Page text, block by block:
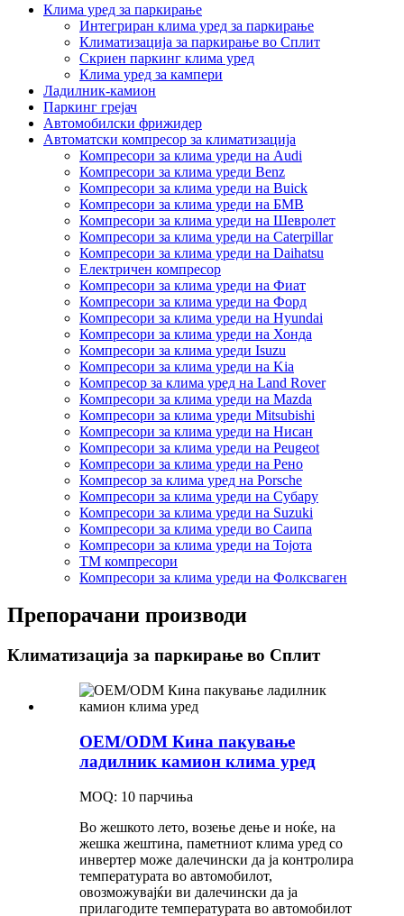
Клима уред за паркирање
Интегриран клима уред за паркирање
Климатизација за паркирање во Сплит
Скриен паркинг клима уред
Клима уред за кампери
Ладилник-камион
Паркинг грејач
Автомобилски фрижидер
Автоматски компресор за климатизација
Компресори за клима уреди на Audi
Компресори за клима уреди Benz
Компресори за клима уреди на Buick
Компресори за клима уреди на БМВ
Компресори за клима уреди на Шевролет
Компресори за клима уреди на Caterpillar
Компресори за клима уреди на Daihatsu
Електричен компресор
Компресори за клима уреди на Фиат
Компресори за клима уреди на Форд
Компресори за клима уреди на Hyundai
Компресори за клима уреди на Хонда
Компресори за клима уреди Isuzu
Компресори за клима уреди на Kia
Компресор за клима уред на Land Rover
Компресори за клима уреди на Mazda
Компресори за клима уреди Mitsubishi
Компресори за клима уреди на Нисан
Компресори за клима уреди на Peugeot
Компресори за клима уреди на Рено
Компресор за клима уред на Porsche
Компресори за клима уреди на Субару
Компресори за клима уреди на Suzuki
Компресори за клима уреди во Саипа
Компресори за клима уреди на Тојота
ТМ компресори
Компресори за клима уреди на Фолксваген
Препорачани производи
Климатизација за паркирање во Сплит
OEM/ODM Кина пакување
ладилник камион клима уред
MOQ: 10 парчиња
Во жешкото лето, возење дење и ноќе, на
жешка жештина, паметниот клима уред со
инвертер може далечински да ја контролира
температурата во автомобилот,
овозможувајќи ви далечински да ја
прилагодите температурата во автомобилот